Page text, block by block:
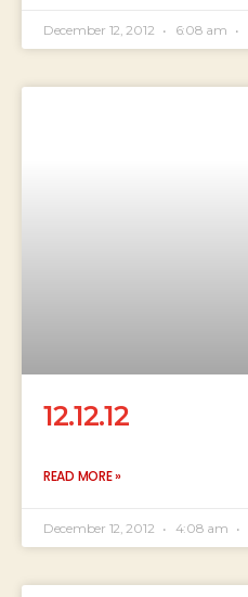
December 12, 2012 6:08 am
12.12.12
READ MORE »
December 12, 2012 4:08 am